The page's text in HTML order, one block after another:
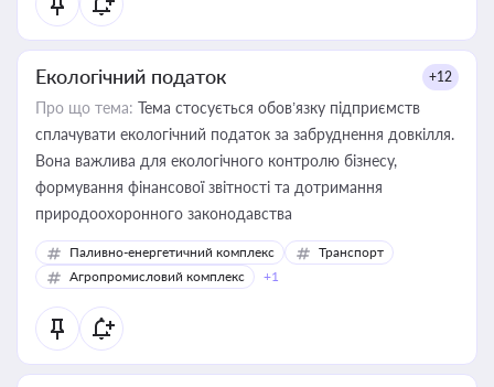
Екологічний податок +12
Про що тема: Тема стосується обов’язку підприємств
сплачувати екологічний податок за забруднення довкілля.
Вона важлива для екологічного контролю бізнесу,
формування фінансової звітності та дотримання
природоохоронного законодавства
Паливно-енергетичний комплекс
Транспорт
Агропромисловий комплекс
+1